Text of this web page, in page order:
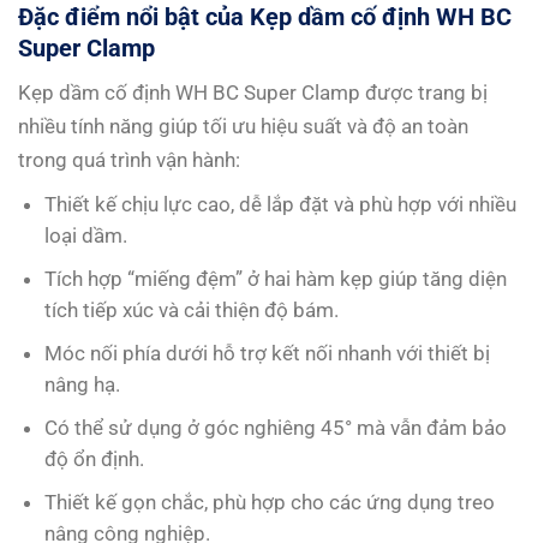
Đặc điểm nổi bật của Kẹp dầm cố định WH BC
Super Clamp
Kẹp dầm cố định WH BC Super Clamp được trang bị
nhiều tính năng giúp tối ưu hiệu suất và độ an toàn
trong quá trình vận hành:
Thiết kế chịu lực cao, dễ lắp đặt và phù hợp với nhiều
loại dầm.
Tích hợp “miếng đệm” ở hai hàm kẹp giúp tăng diện
tích tiếp xúc và cải thiện độ bám.
Móc nối phía dưới hỗ trợ kết nối nhanh với thiết bị
nâng hạ.
Có thể sử dụng ở góc nghiêng 45° mà vẫn đảm bảo
độ ổn định.
Thiết kế gọn chắc, phù hợp cho các ứng dụng treo
nâng công nghiệp.